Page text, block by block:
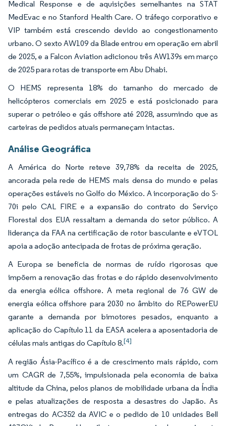
Medical Response e de aquisições semelhantes na STAT
MedEvac e no Stanford Health Care. O tráfego corporativo e
VIP também está crescendo devido ao congestionamento
urbano. O sexto AW109 da Blade entrou em operação em abril
de 2025, e a Falcon Aviation adicionou três AW139s em março
de 2025 para rotas de transporte em Abu Dhabi.
O HEMS representa 18% do tamanho do mercado de
helicópteros comerciais em 2025 e está posicionado para
superar o petróleo e gás offshore até 2028, assumindo que as
carteiras de pedidos atuais permaneçam intactas.
Análise Geográfica
A América do Norte reteve 39,78% da receita de 2025,
ancorada pela rede de HEMS mais densa do mundo e pelas
operações estáveis no Golfo do México. A incorporação do S-
70i pelo CAL FIRE e a expansão do contrato do Serviço
Florestal dos EUA ressaltam a demanda do setor público. A
liderança da FAA na certificação de rotor basculante e eVTOL
apoia a adoção antecipada de frotas de próxima geração.
A Europa se beneficia de normas de ruído rigorosas que
impõem a renovação das frotas e do rápido desenvolvimento
da energia eólica offshore. A meta regional de 76 GW de
energia eólica offshore para 2030 no âmbito do REPowerEU
garante a demanda por bimotores pesados, enquanto a
aplicação do Capítulo 11 da EASA acelera a aposentadoria de
células mais antigas do Capítulo 8.[4]
A região Ásia-Pacífico é a de crescimento mais rápido, com
um CAGR de 7,55%, impulsionada pela economia de baixa
altitude da China, pelos planos de mobilidade urbana da Índia
e pelas atualizações de resposta a desastres do Japão. As
entregas do AC352 da AVIC e o pedido de 10 unidades Bell